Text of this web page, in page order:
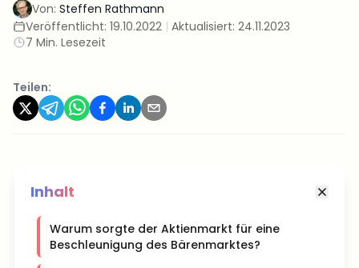
Von: Steffen Rathmann
Veröffentlicht: 19.10.2022 | Aktualisiert: 24.11.2023
7 Min. Lesezeit
Teilen:
Inhalt
Warum sorgte der Aktienmarkt für eine
Beschleunigung des Bärenmarktes?